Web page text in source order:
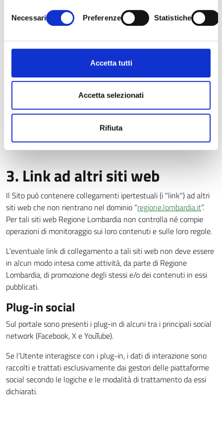
e la nostra
privacy policy
delNecessari Preferenze Statistiche
Accetta tutti
Accetta selezionati
Rifiuta
dall’art. 615-ter del codice penale che punisce l’accesso abusivo
ad un sistema informatico o telematico.
Sono consentite citazioni a titolo di cronaca o recensione se
I marchi e i loghi di “Regione Lombardia” compreso il nome a
3. Link ad altri siti web
Il Sito può contenere collegamenti ipertestuali (i "link") ad altri
siti web che non rientrano nel dominio “regione.lombardia.it”.
Per tali siti web Regione Lombardia non controlla né compie
operazioni di monitoraggio sui loro contenuti e sulle loro regole.
L'eventuale link di collegamento a tali siti web non deve essere
in alcun modo intesa come attività, da parte di Regione
Lombardia, di promozione degli stessi e/o dei contenuti in essi
pubblicati.
Plug-in social
Sul portale sono presenti i plug-in di alcuni tra i principali social
network (Facebook, X e YouTube).
Se l’Utente interagisce con i plug-in, i dati di interazione sono
raccolti e trattati esclusivamente dai gestori delle piattaforme
social secondo le logiche e le modalità di trattamento da essi
dichiarati.